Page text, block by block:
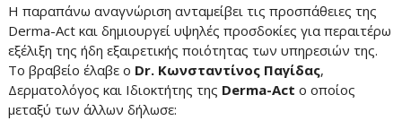
Η παραπάνω αναγνώριση ανταμείβει τις προσπάθειες της
Derma-Act και δημιουργεί υψηλές προσδοκίες για περαιτέρω
εξέλιξη της ήδη εξαιρετικής ποιότητας των υπηρεσιών της.
Το βραβείο έλαβε ο Dr. Κωνσταντίνος Παγίδας,
Δερματολόγος και Ιδιοκτήτης της Derma-Act ο οποίος
μεταξύ των άλλων δήλωσε: